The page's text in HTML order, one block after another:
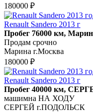
180000 ₽
Renault Sandero 2013 г
Пробег 76000 км,
Продам срочно
Марина г.Москва
180000 ₽
Renault Sandero 2013 г
Пробег 40000 км,
машимна НА ХОДУ
СЕРГЕЙ г.ПОДОЛЬСК